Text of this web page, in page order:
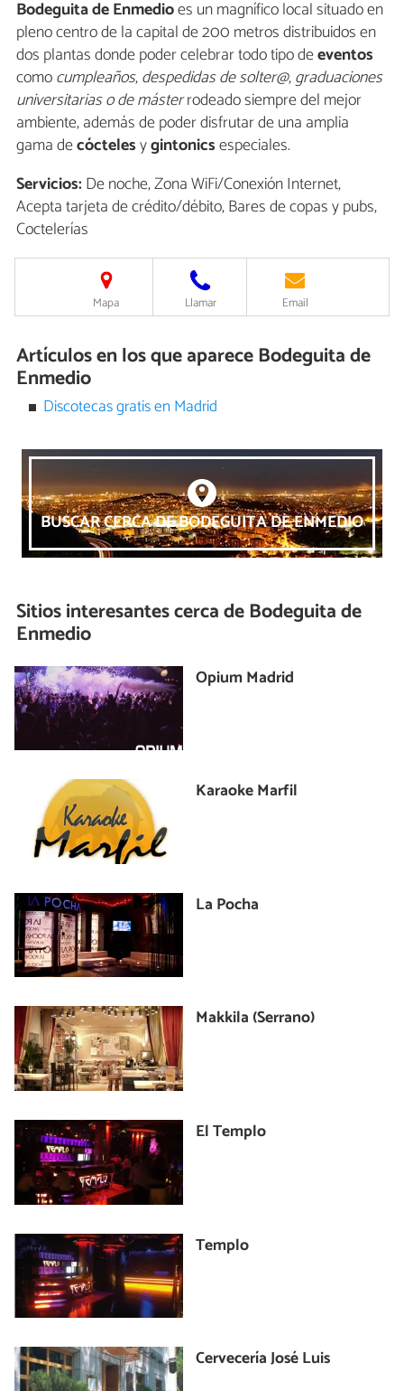
Bodeguita de Enmedioes un magnífico local situado en
pleno centro de la capital de 200 metros distribuidos en
dos plantas donde poder celebrar todo tipo deeventos
comocumpleaños,despedidas de solter@,graduaciones
universitarias o de másterrodeado siempre del mejor
ambiente, además de poder disfrutar de una amplia
gama decóctelesygintonicsespeciales.
Servicios:De noche, Zona WiFi/Conexión Internet,
Acepta tarjeta de crédito/débito, Bares de copas y pubs,
Coctelerías
Mapa Llamar Email
Artículos en los que aparece Bodeguita de
Enmedio
Discotecas gratis en Madrid
BUSCAR CERCA DE BODEGUITA DE ENMEDIO
Sitios interesantes cerca deBodeguita de
Enmedio
Opium Madrid
Karaoke Marfil
La Pocha
Makkila (Serrano)
El Templo
Templo
Cervecería José Luis